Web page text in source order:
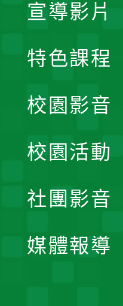
宣導影片
特色課程
校園影音
校園活動
社團影音
媒體報導